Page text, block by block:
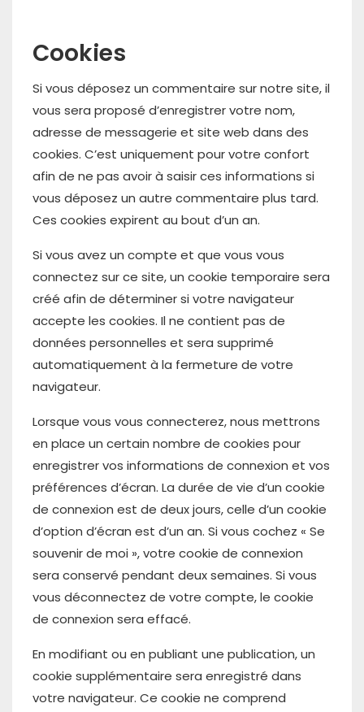
Cookies
Si vous déposez un commentaire sur notre site, il
vous sera proposé d’enregistrer votre nom,
adresse de messagerie et site web dans des
cookies. C’est uniquement pour votre confort
afin de ne pas avoir à saisir ces informations si
vous déposez un autre commentaire plus tard.
Ces cookies expirent au bout d’un an.
Si vous avez un compte et que vous vous
connectez sur ce site, un cookie temporaire sera
créé afin de déterminer si votre navigateur
accepte les cookies. Il ne contient pas de
données personnelles et sera supprimé
automatiquement à la fermeture de votre
navigateur.
Lorsque vous vous connecterez, nous mettrons
en place un certain nombre de cookies pour
enregistrer vos informations de connexion et vos
préférences d’écran. La durée de vie d’un cookie
de connexion est de deux jours, celle d’un cookie
d’option d’écran est d’un an. Si vous cochez « Se
souvenir de moi », votre cookie de connexion
sera conservé pendant deux semaines. Si vous
vous déconnectez de votre compte, le cookie
de connexion sera effacé.
En modifiant ou en publiant une publication, un
cookie supplémentaire sera enregistré dans
votre navigateur. Ce cookie ne comprend